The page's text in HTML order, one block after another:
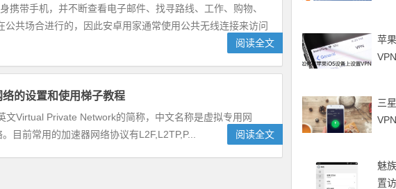
携带手机，并不断查看电子邮件、找寻路线、工作、购物、
共场合进行的，因此安卓用家通常使用公共无线连接来访问
阅读全文
的设置和使用梯子教程
文Virtual Private Network的简称，中文名称是虚拟专用网
目前常用的加速器网络协议有L2F,L2TP,P...
阅读全文
一
苹
三
魅
置